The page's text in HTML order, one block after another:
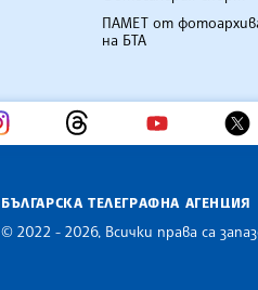
ПАМЕТ от
на БТА
БЪЛГАРСКА ТЕЛЕГРАФНА АГЕНЦИЯ
© 2022 - 2026, Всички права са